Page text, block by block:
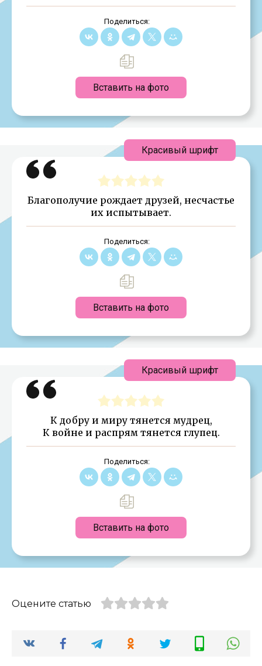
Поделиться:
Вставить на фото
Благополучие рождает друзей, несчастье
их испытывает.
Поделиться:
Вставить на фото
Красивый шрифт
К добру и миру тянется мудрец,
К войне и распрям тянется глупец.
Поделиться:
Вставить на фото
Красивый шрифт
Оцените статью